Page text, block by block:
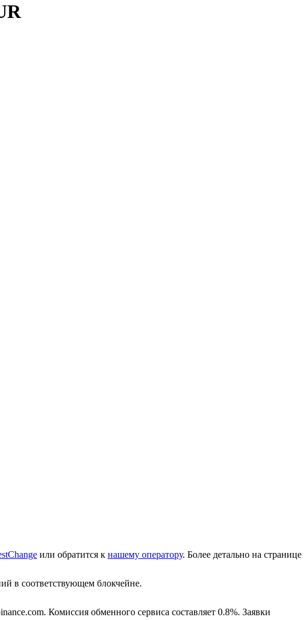
или обратится к нашему оператору. Более детально на странице
в соответствующем блокчейне.
Комиссия обменного сервиса составляет 0.8%. Заявки